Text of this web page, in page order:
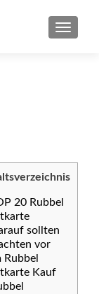
20 Rubbel
sollten
vor
Rubbel
Kauf